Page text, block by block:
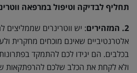
תחליף לבדיקה וטיפול במרפאה
2. המזהירים
: יש ווטרינרים שממליצים
אלטרנטיביים שאינם מוכחים מחקרית
בכלבים. הם יגידו לכם להתמקד
ולא לקחת את הכלב שלכם להרפתקאות